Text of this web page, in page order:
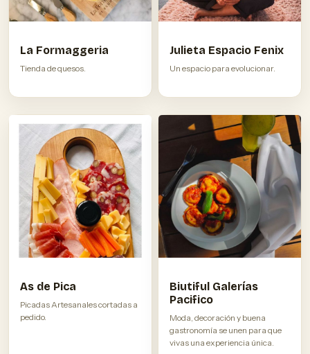
La Formaggeria
Tienda de quesos.
Julieta Espacio Fenix
Un espacio para evolucionar.
As de Pica
Picadas Artesanales cortadas a
pedido.
Biutiful Galerías
Pacifico
Moda, decoración y buena
gastronomía se unen para que
vivas una experiencia única.